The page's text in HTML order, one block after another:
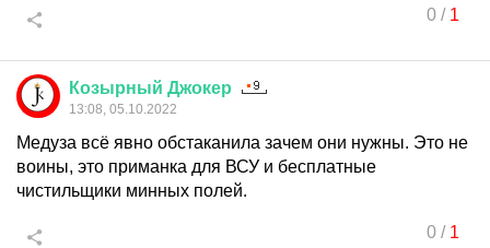
0/ 1
Козырный Джокер
13:08, 05.10.2022
Медуза всё явно обстаканила зачем они нужны. Это не
воины, это приманка для ВСУ и бесплатные
чистильщики минных полей.
0/ 1